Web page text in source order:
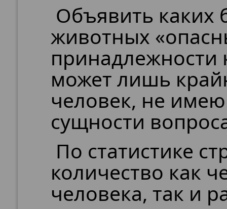
Объявить
животных
принадлежности
может лишь
человек, не
сущности
По статистике
количество как
человека, так и